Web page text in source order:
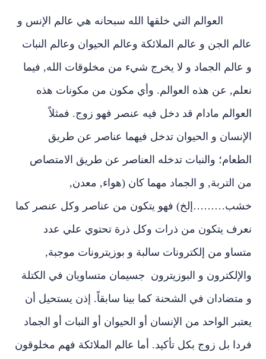
العوالم التي خلقها الله سبحانه هي عالم الإنس و
عالم الجن و عالم الملائكة وعالم الحيوان وعالم النبات
و عالم الجماد و لا يخرج شيء من مخلوقات الله, فيما
نعلم, عن هذه العوالم. وأي مكون من مكونات هذه
العوالم مادام قد دخل فيه عنصر فهو زوج. فمثلاً
الإنسان و الحيوان تدخل فيهما عناصر عن طريق
الطعام؛ والنبات تدخله العناصر عن طريق الامتصاص
من التربة, و الجماد مهما كان (هواء, معدن,
خشب………إلخ) فهو يتكون من عناصر وكل عنصر كما
نعرف يتكون من ذرات وكل ذرة تحتوي علي عدد
متساو من إلكترونات سالبة و بوزيترونات موجبة,
والإلكترون و البوزيترون جسيمان متساويان في الكتلة
و متضادان في الشحنة كما بينا سابقاً. إذن يستحيل أن
يعتبر الواحد من الإنسان أو الحيوان أو النبات أو الجماد
فردا بل زوج بكل تأكيد. أما عالم الملائكة فهم مخلوقون